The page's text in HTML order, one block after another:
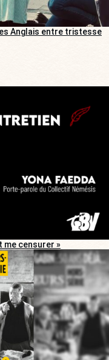
Anglais entre tristesse
me censurer »